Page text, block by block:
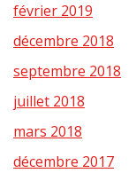
février 2019
décembre 2018
septembre 2018
juillet 2018
mars 2018
décembre 2017